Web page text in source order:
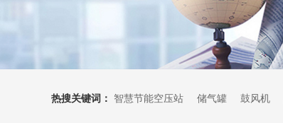
热搜关键词： 智慧节能空压站 储气罐 鼓风机